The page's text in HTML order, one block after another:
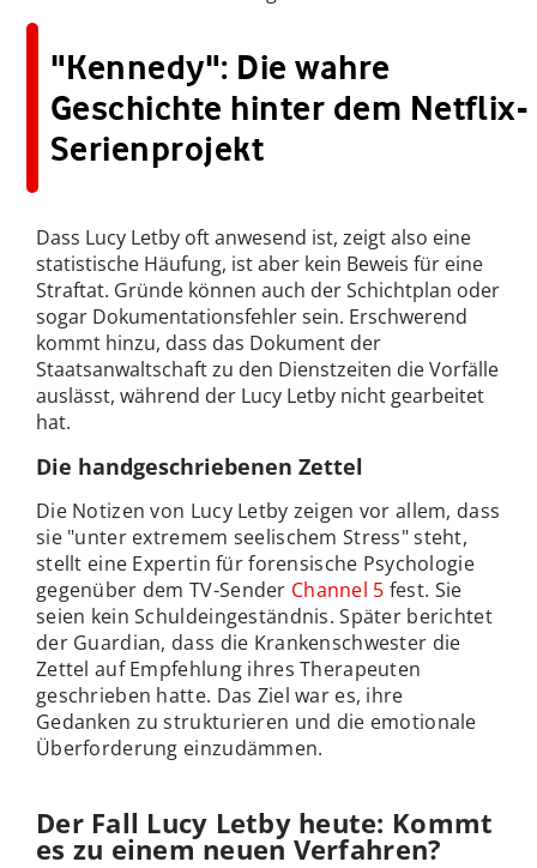
"Kennedy": Die wahre
Geschichte hinter dem Netflix-
Serienprojekt
Dass Lucy Letby oft anwesend ist, zeigt also eine
statistische Häufung, ist aber kein Beweis für eine
Straftat. Gründe können auch der Schichtplan oder
sogar Dokumentationsfehler sein. Erschwerend
kommt hinzu, dass das Dokument der
Staatsanwaltschaft zu den Dienstzeiten die Vorfälle
auslässt, während der Lucy Letby nicht gearbeitet
hat.
Die handgeschriebenen Zettel
Die Notizen von Lucy Letby zeigen vor allem, dass
sie "unter extremem seelischem Stress" steht,
stellt eine Expertin für forensische Psychologie
gegenüber dem TV-Sender Channel 5 fest. Sie
seien kein Schuldeingeständnis. Später berichtet
der Guardian, dass die Krankenschwester die
Zettel auf Empfehlung ihres Therapeuten
geschrieben hatte. Das Ziel war es, ihre
Gedanken zu strukturieren und die emotionale
Überforderung einzudämmen.
Der Fall Lucy Letby heute: Kommt
es zu einem neuen Verfahren?